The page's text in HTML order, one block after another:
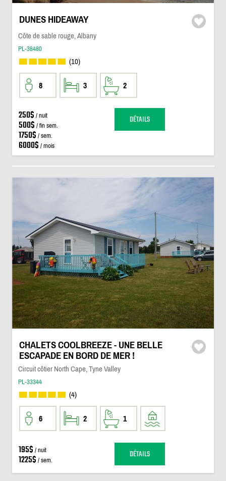
DUNES HIDEAWAY
Côte de sable rouge, Albany
PL-38480
(10)
8 3 2
250$ / nuit
500$ / fin sem.
1750$ / sem.
6000$ / mois
DÉTAILS
CHALETS COOLBREEZE - UNE BELLE
ESCAPADE EN BORD DE MER !
Circuit côtier North Cape, Tyne Valley
PL-33344
(4)
6 2 1
195$ / nuit
1225$ / sem. DÉTAILS